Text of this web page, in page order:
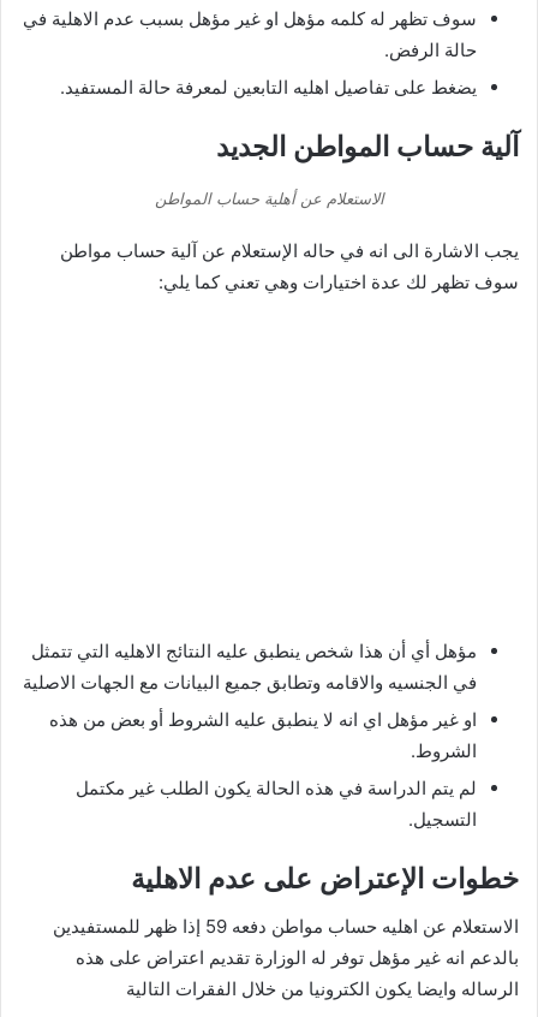
سوف تظهر له كلمه مؤهل او غير مؤهل بسبب عدم الاهلية في
حالة الرفض.
يضغط على تفاصيل اهليه التابعين لمعرفة حالة المستفيد.
آلية حساب المواطن الجديد
الاستعلام عن أهلية حساب المواطن
يجب الاشارة الى انه في حاله الإستعلام عن آلية حساب مواطن
سوف تظهر لك عدة اختيارات وهي تعني كما يلي:
مؤهل أي أن هذا شخص ينطبق عليه النتائج الاهليه التي تتمثل
في الجنسيه والاقامه وتطابق جميع البيانات مع الجهات الاصلية
او غير مؤهل اي انه لا ينطبق عليه الشروط أو بعض من هذه
الشروط.
لم يتم الدراسة في هذه الحالة يكون الطلب غير مكتمل
التسجيل.
خطوات الإعتراض على عدم الاهلية
الاستعلام عن اهليه حساب مواطن دفعه 59 إذا ظهر للمستفيدين
بالدعم انه غير مؤهل توفر له الوزارة تقديم اعتراض على هذه
الرساله وايضا يكون الكترونيا من خلال الفقرات التالية